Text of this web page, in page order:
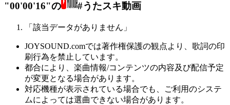
"00'00'16"の #うたスキ動画
「該当データがありません」
JOYSOUND.comでは著作権保護の観点より、歌詞の印
刷行為を禁止しています。
都合により、楽曲情報/コンテンツの内容及び配信予定
が変更となる場合があります。
対応機種が表示されている場合でも、ご利用のシステ
ムによっては選曲できない場合があります。